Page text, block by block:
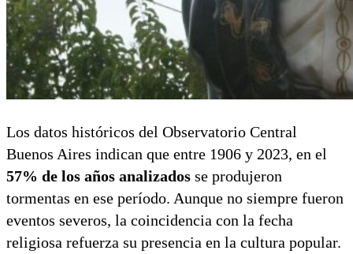
Los datos históricos del Observatorio Central
Buenos Aires indican que entre 1906 y 2023, en el
57% de los años analizados se produjeron
tormentas en ese período. Aunque no siempre fueron
eventos severos, la coincidencia con la fecha
religiosa refuerza su presencia en la cultura popular.